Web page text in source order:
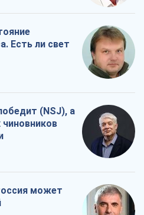
Есть ли свет
(NSJ), а
может